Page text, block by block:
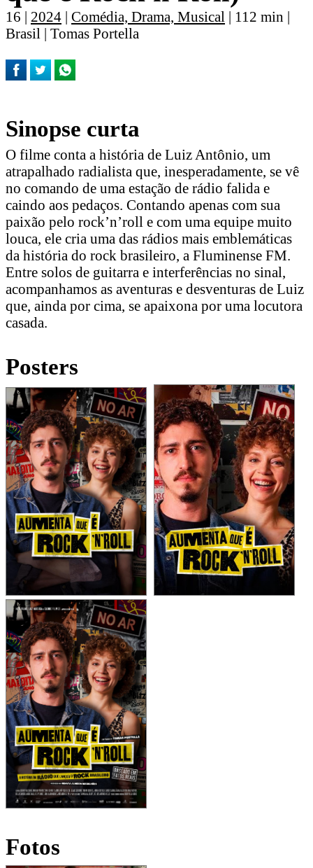
16 | 2024 | Comédia, Drama, Musical | 112 min |
Brasil | Tomas Portella
Sinopse curta
O filme conta a história de Luiz Antônio, um
atrapalhado radialista que, inesperadamente, se vê
no comando de uma estação de rádio falida e
caindo aos pedaços. Contando apenas com sua
paixão pelo rock’n’roll e com uma equipe muito
louca, ele cria uma das rádios mais emblemáticas
da história do rock brasileiro, a Fluminense FM.
Entre solos de guitarra e interferências no sinal,
acompanhamos as aventuras e desventuras de Luiz
que, ainda por cima, se apaixona por uma locutora
casada.
Posters
Fotos